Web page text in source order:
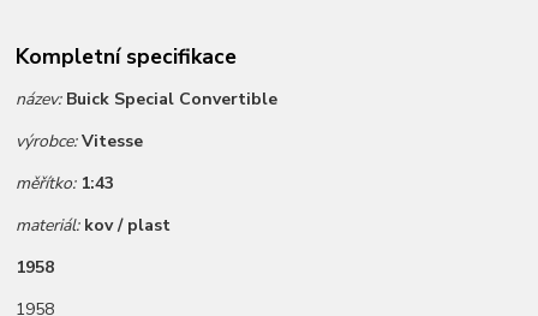
Kompletní specifikace
název: Buick Special Convertible
výrobce:Vitesse
měřítko: 1:43
materiál: kov / plast
1958
1958